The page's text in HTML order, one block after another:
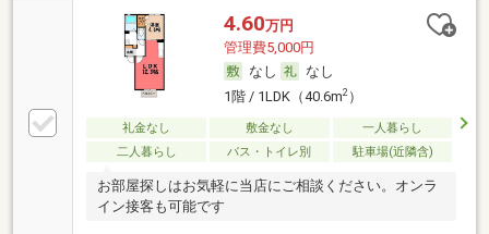
4.60万円
管理費5,000円
なし
なし
1階 / 1LDK（40.6m2）
礼金なし 敷金なし
一人暮らし
二人暮らし
バス・トイレ別 駐車場(近隣含)
お部屋探しはお気軽に当店にご相談ください。オンラ
イン接客も可能です